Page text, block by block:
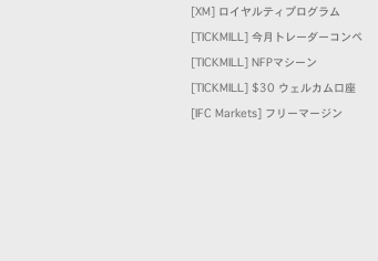
[XM] ロイヤルティプログラム
[TICKMILL] 今月トレーダーコンペ
[TICKMILL] NFPマシーン
[TICKMILL] $30 ウェルカム口座
[IFC Markets] フリーマージン